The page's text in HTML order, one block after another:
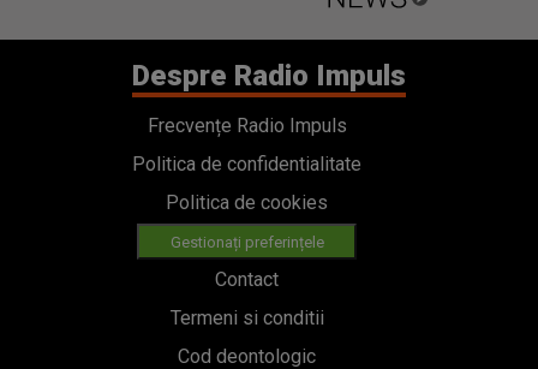
Despre Radio Impuls
Frecvențe Radio Impuls
Politica de confidentialitate
Politica de cookies
Gestionați preferințele
Contact
Termeni si conditii
Cod deontologic